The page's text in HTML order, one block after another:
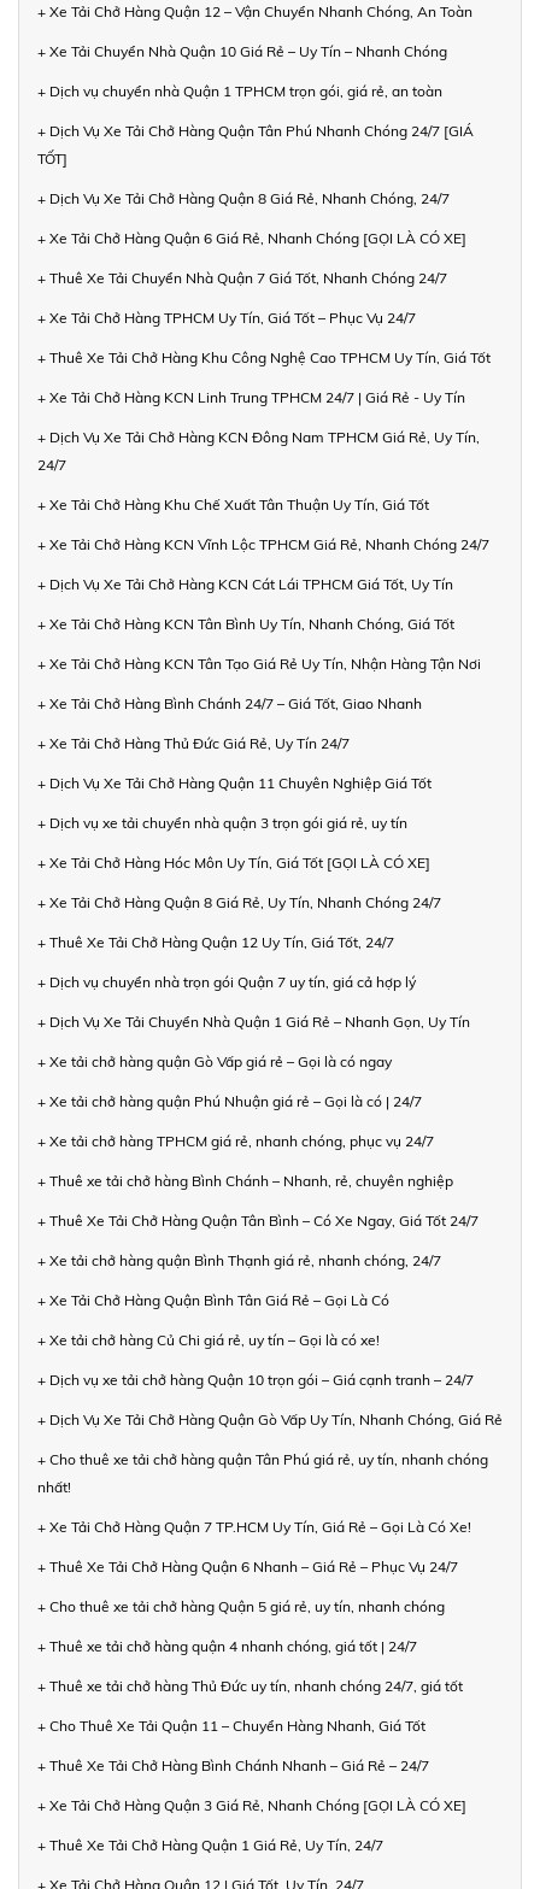
+ Xe Tải Chở Hàng Quận 12 – Vận Chuyển Nhanh Chóng, An Toàn
+ Xe Tải Chuyển Nhà Quận 10 Giá Rẻ – Uy Tín – Nhanh Chóng
+ Dịch vụ chuyển nhà Quận 1 TPHCM trọn gói, giá rẻ, an toàn
+ Dịch Vụ Xe Tải Chở Hàng Quận Tân Phú Nhanh Chóng 24/7 [GIÁ
TỐT]
+ Dịch Vụ Xe Tải Chở Hàng Quận 8 Giá Rẻ, Nhanh Chóng, 24/7
+ Xe Tải Chở Hàng Quận 6 Giá Rẻ, Nhanh Chóng [GỌI LÀ CÓ XE]
+ Thuê Xe Tải Chuyển Nhà Quận 7 Giá Tốt, Nhanh Chóng 24/7
+ Xe Tải Chở Hàng TPHCM Uy Tín, Giá Tốt – Phục Vụ 24/7
+ Thuê Xe Tải Chở Hàng Khu Công Nghệ Cao TPHCM Uy Tín, Giá Tốt
+ Xe Tải Chở Hàng KCN Linh Trung TPHCM 24/7 | Giá Rẻ - Uy Tín
+ Dịch Vụ Xe Tải Chở Hàng KCN Đông Nam TPHCM Giá Rẻ, Uy Tín,
24/7
+ Xe Tải Chở Hàng Khu Chế Xuất Tân Thuận Uy Tín, Giá Tốt
+ Xe Tải Chở Hàng KCN Vĩnh Lộc TPHCM Giá Rẻ, Nhanh Chóng 24/7
+ Dịch Vụ Xe Tải Chở Hàng KCN Cát Lái TPHCM Giá Tốt, Uy Tín
+ Xe Tải Chở Hàng KCN Tân Bình Uy Tín, Nhanh Chóng, Giá Tốt
+ Xe Tải Chở Hàng KCN Tân Tạo Giá Rẻ Uy Tín, Nhận Hàng Tận Nơi
+ Xe Tải Chở Hàng Bình Chánh 24/7 – Giá Tốt, Giao Nhanh
+ Xe Tải Chở Hàng Thủ Đức Giá Rẻ, Uy Tín 24/7
+ Dịch Vụ Xe Tải Chở Hàng Quận 11 Chuyên Nghiệp Giá Tốt
+ Dịch vụ xe tải chuyển nhà quận 3 trọn gói giá rẻ, uy tín
+ Xe Tải Chở Hàng Hóc Môn Uy Tín, Giá Tốt [GỌI LÀ CÓ XE]
+ Xe Tải Chở Hàng Quận 8 Giá Rẻ, Uy Tín, Nhanh Chóng 24/7
+ Thuê Xe Tải Chở Hàng Quận 12 Uy Tín, Giá Tốt, 24/7
+ Dịch vụ chuyển nhà trọn gói Quận 7 uy tín, giá cả hợp lý
+ Dịch Vụ Xe Tải Chuyển Nhà Quận 1 Giá Rẻ – Nhanh Gọn, Uy Tín
+ Xe tải chở hàng quận Gò Vấp giá rẻ – Gọi là có ngay
+ Xe tải chở hàng quận Phú Nhuận giá rẻ – Gọi là có | 24/7
+ Xe tải chở hàng TPHCM giá rẻ, nhanh chóng, phục vụ 24/7
+ Thuê xe tải chở hàng Bình Chánh – Nhanh, rẻ, chuyên nghiệp
+ Thuê Xe Tải Chở Hàng Quận Tân Bình – Có Xe Ngay, Giá Tốt 24/7
+ Xe tải chở hàng quận Bình Thạnh giá rẻ, nhanh chóng, 24/7
+ Xe Tải Chở Hàng Quận Bình Tân Giá Rẻ – Gọi Là Có
+ Xe tải chở hàng Củ Chi giá rẻ, uy tín – Gọi là có xe!
+ Dịch vụ xe tải chở hàng Quận 10 trọn gói – Giá cạnh tranh – 24/7
+ Dịch Vụ Xe Tải Chở Hàng Quận Gò Vấp Uy Tín, Nhanh Chóng, Giá Rẻ
+ Cho thuê xe tải chở hàng quận Tân Phú giá rẻ, uy tín, nhanh chóng
nhất!
+ Xe Tải Chở Hàng Quận 7 TP.HCM Uy Tín, Giá Rẻ – Gọi Là Có Xe!
+ Thuê Xe Tải Chở Hàng Quận 6 Nhanh – Giá Rẻ – Phục Vụ 24/7
+ Cho thuê xe tải chở hàng Quận 5 giá rẻ, uy tín, nhanh chóng
+ Thuê xe tải chở hàng quận 4 nhanh chóng, giá tốt | 24/7
+ Thuê xe tải chở hàng Thủ Đức uy tín, nhanh chóng 24/7, giá tốt
+ Cho Thuê Xe Tải Quận 11 – Chuyển Hàng Nhanh, Giá Tốt
+ Thuê Xe Tải Chở Hàng Bình Chánh Nhanh – Giá Rẻ – 24/7
+ Xe Tải Chở Hàng Quận 3 Giá Rẻ, Nhanh Chóng [GỌI LÀ CÓ XE]
+ Thuê Xe Tải Chở Hàng Quận 1 Giá Rẻ, Uy Tín, 24/7
+ Xe Tải Chở Hàng Quận 12 | Giá Tốt, Uy Tín, 24/7